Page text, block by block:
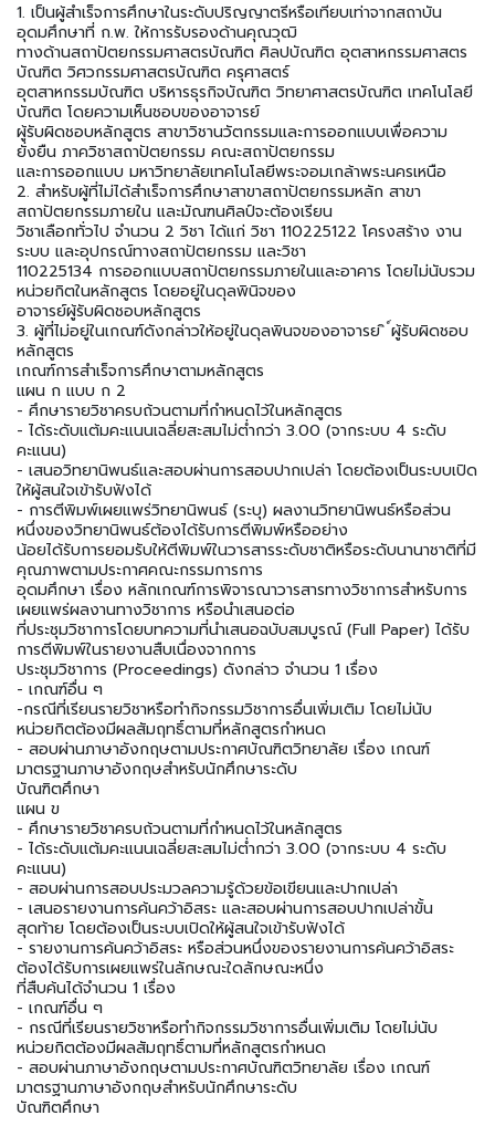
1. เป็นผู้สําเร็จการศึกษาในระดับปริญญาตรีหรือเทียบเท่าจากสถาบัน
อุดมศึกษาที่ ก.พ. ให้การรับรองด้านคุณวุฒิ
ทางด้านสถาปัตยกรรมศาสตรบัณฑิต ศิลปบัณฑิต อุตสาหกรรมศาสตร
บัณฑิต วิศวกรรมศาสตรบัณฑิต ครุศาสตร์
อุตสาหกรรมบัณฑิต บริหารธุรกิจบัณฑิต วิทยาศาสตรบัณฑิต เทคโนโลยี
บัณฑิต โดยความเห็นชอบของอาจารย์
ผู้รับผิดชอบหลักสูตร สาขาวิชานวัตกรรมและการออกแบบเพื่อความ
ยั่งยืน ภาควิชาสถาปัตยกรรม คณะสถาปัตยกรรม
และการออกแบบ มหาวิทยาลัยเทคโนโลยีพระจอมเกล้าพระนครเหนือ
2. สําหรับผู้ที่ไม่ได้สําเร็จการศึกษาสาขาสถาปัตยกรรมหลัก สาขา
สถาปัตยกรรมภายใน และมัณฑนศิลป์จะต้องเรียน
วิชาเลือกทั่วไป จํานวน 2 วิชา ได้แก่ วิชา 110225122 โครงสร้าง งาน
ระบบ และอุปกรณ์ทางสถาปัตยกรรม และวิชา
110225134 การออกแบบสถาปัตยกรรมภายในและอาคาร โดยไม่นับรวม
หน่วยกิตในหลักสูตร โดยอยู่ในดุลพินิจของ
อาจารย์ผู้รับผิดชอบหลักสูตร
3. ผู้ที่ไม่อยู่ในเกณฑ์ดังกล่าวให้อยู่ในดุลพินจของอาจารย ิ ์ผู้รับผิดชอบ
หลักสูตร
เกณฑ์การสําเร็จการศึกษาตามหลักสูตร
แผน ก แบบ ก 2
- ศึกษารายวิชาครบถ้วนตามที่กําหนดไว้ในหลักสูตร
- ได้ระดับแต้มคะแนนเฉลี่ยสะสมไม่ต่ํากว่า 3.00 (จากระบบ 4 ระดับ
คะแนน)
- เสนอวิทยานิพนธ์และสอบผ่านการสอบปากเปล่า โดยต้องเป็นระบบเปิด
ให้ผู้สนใจเข้ารับฟังได้
- การตีพิมพ์เผยแพร่วิทยานิพนธ์ (ระบุ) ผลงานวิทยานิพนธ์หรือส่วน
หนึ่งของวิทยานิพนธ์ต้องได้รับการตีพิมพ์หรืออย่าง
น้อยได้รับการยอมรับให้ตีพิมพ์ในวารสารระดับชาติหรือระดับนานาชาติที่มี
คุณภาพตามประกาศคณะกรรมการการ
อุดมศึกษา เรื่อง หลักเกณฑ์การพิจารณาวารสารทางวิชาการสําหรับการ
เผยแพร่ผลงานทางวิชาการ หรือนําเสนอต่อ
ที่ประชุมวิชาการโดยบทความที่นําเสนอฉบับสมบูรณ์ (Full Paper) ได้รับ
การตีพิมพ์ในรายงานสืบเนื่องจากการ
ประชุมวิชาการ (Proceedings) ดังกล่าว จํานวน 1 เรื่อง
- เกณฑ์อื่น ๆ
-กรณีที่เรียนรายวิชาหรือทํากิจกรรมวิชาการอื่นเพิ่มเติม โดยไม่นับ
หน่วยกิตต้องมีผลสัมฤทธิ์ตามที่หลักสูตรกําหนด
- สอบผ่านภาษาอังกฤษตามประกาศบัณฑิตวิทยาลัย เรื่อง เกณฑ์
มาตรฐานภาษาอังกฤษสําหรับนักศึกษาระดับ
บัณฑิตศึกษา
แผน ข
- ศึกษารายวิชาครบถ้วนตามที่กําหนดไว้ในหลักสูตร
- ได้ระดับแต้มคะแนนเฉลี่ยสะสมไม่ต่ํากว่า 3.00 (จากระบบ 4 ระดับ
คะแนน)
- สอบผ่านการสอบประมวลความรู้ด้วยข้อเขียนและปากเปล่า
- เสนอรายงานการค้นคว้าอิสระ และสอบผ่านการสอบปากเปล่าขั้น
สุดท้าย โดยต้องเป็นระบบเปิดให้ผู้สนใจเข้ารับฟังได้
- รายงานการค้นคว้าอิสระ หรือส่วนหนึ่งของรายงานการค้นคว้าอิสระ
ต้องได้รับการเผยแพร่ในลักษณะใดลักษณะหนึ่ง
ที่สืบค้นได้จํานวน 1 เรื่อง
- เกณฑ์อื่น ๆ
- กรณีที่เรียนรายวิชาหรือทํากิจกรรมวิชาการอื่นเพิ่มเติม โดยไม่นับ
หน่วยกิตต้องมีผลสัมฤทธิ์ตามที่หลักสูตรกําหนด
- สอบผ่านภาษาอังกฤษตามประกาศบัณฑิตวิทยาลัย เรื่อง เกณฑ์
มาตรฐานภาษาอังกฤษสําหรับนักศึกษาระดับ
บัณฑิตศึกษา